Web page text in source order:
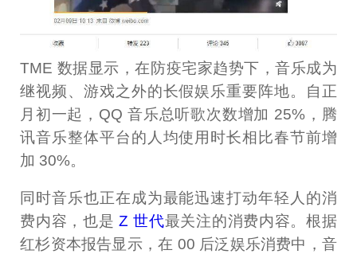
TME 数据显示，在防疫宅家趋势下，音乐成为
继视频、游戏之外的长假娱乐重要阵地。自正
月初一起，QQ 音乐总听歌次数增加 25%，腾
讯音乐整体平台的人均使用时长相比春节前增
加 30%。
同时音乐也正在成为最能迅速打动年轻人的消
费内容，也是Z 世代最关注的消费内容。根据
红杉资本报告显示，在 00 后泛娱乐消费中，音